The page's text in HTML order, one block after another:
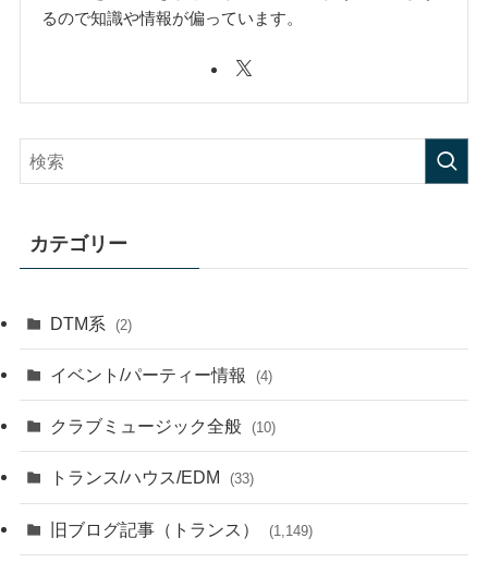
るので知識や情報が偏っています。
カテゴリー
DTM系 (2)
イベント/パーティー情報 (4)
クラブミュージック全般 (10)
トランス/ハウス/EDM (33)
旧ブログ記事（トランス） (1,149)